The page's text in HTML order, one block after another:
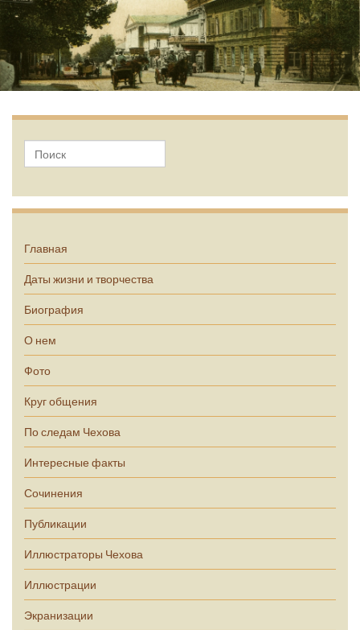
Главная
Даты жизни и творчества
Биография
О нем
Фото
Круг общения
По следам Чехова
Интересные факты
Сочинения
Публикации
Иллюстраторы Чехова
Иллюстрации
Экранизации